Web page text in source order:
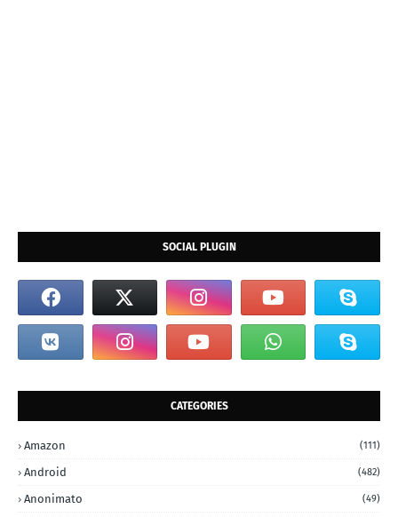
SOCIAL PLUGIN
CATEGORIES
Amazon (111)
Android (482)
Anonimato (49)